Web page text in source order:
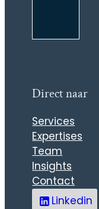
Direct naar
Services
Expertises
Team
Insights
Contact
Linkedin